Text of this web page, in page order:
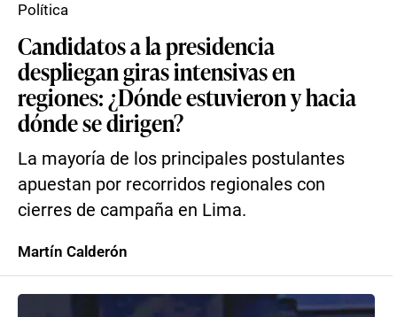
Candidatos a la presidencia
despliegan giras intensivas en
regiones: ¿Dónde estuvieron y hacia
dónde se dirigen?
La mayoría de los principales postulantes
apuestan por recorridos regionales con
cierres de campaña en Lima.
Política
Martín Calderón